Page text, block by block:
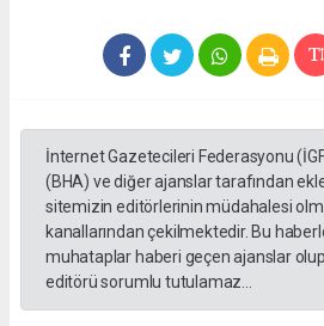
İnternet Gazetecileri Federasyonu
(BHA) ve diğer ajanslar tarafından
sitemizin editörlerinin müdahalesi
kanallarından çekilmektedir. Bu
muhataplar haberi geçen ajanslar
editörü sorumlu tutulamaz...